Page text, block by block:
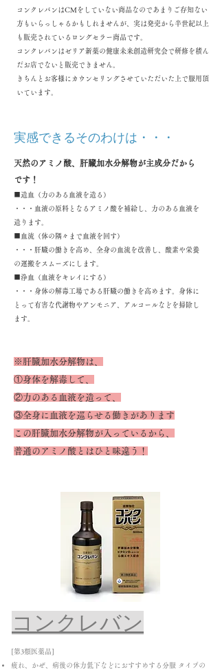
コンクレバンはCMをしていない商品なのであまりご存知ない
方もいらっしゃるかもしれませんが、実は発売から半世紀以上
も販売されているロングセラー商品です。
​コンクレバンはゼリア新薬の健康未来創造研究会で研修を積ん
だお店でないと販売できません。
きちんとお客様にカウンセリングさせていただいた上で服用頂
いています。
実感できるそのわけは・・・
天然のアミノ酸、肝臓加水分解物が主成分だから
です！
■造血（力のある血液を造る）
・・・血液の原料となるアミノ酸を補給し、力のある血液を
造ります。
■血流（体の隅々まで血液を回す）
・・・肝臓の働きを高め、全身の血流を改善し、酸素や栄養
の運搬をスムーズにします。
■浄血（血液をキレイにする）
・・・身体の解毒工場である肝臓の働きを高めます。身体に
とって有害な代謝物やアンモニア、
アルコールなどを掃除し
ます。
※肝臓加水分解物は、
①身体を解毒して、
②力のある血液を造って、
③全身に血液を巡らせる働きがあります
この肝臓加水分解物が入っているから、
普通のアミノ酸とはひと味違う！
コンクレバン
[第3類医薬品]
疲れ、かぜ、病後の体力低下などにおすすめする分服 タイプの